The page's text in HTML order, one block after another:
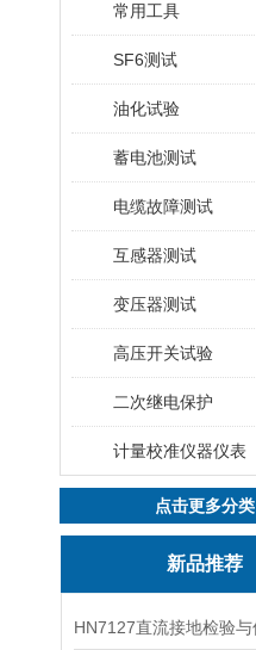
常用工具
SF6测试
油化试验
蓄电池测试
电缆故障测试
互感器测试
变压器测试
高压开关试验
二次继电保护
计量校准仪器仪表
点击更多分类
新品推荐